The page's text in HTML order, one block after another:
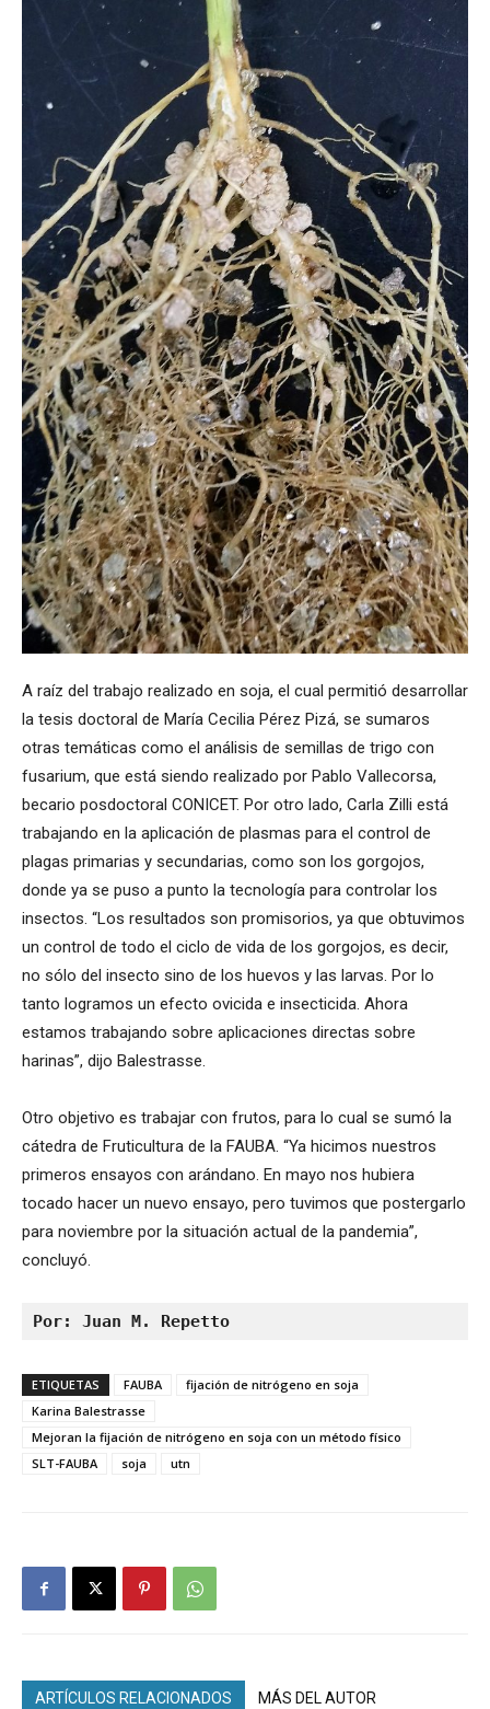
A raíz del trabajo realizado en soja, el cual permitió desarrollar
la tesis doctoral de María Cecilia Pérez Pizá, se sumaros
otras temáticas como el análisis de semillas de trigo con
fusarium, que está siendo realizado por Pablo Vallecorsa,
becario posdoctoral CONICET. Por otro lado, Carla Zilli está
trabajando en la aplicación de plasmas para el control de
plagas primarias y secundarias, como son los gorgojos,
donde ya se puso a punto la tecnología para controlar los
insectos. “Los resultados son promisorios, ya que obtuvimos
un control de todo el ciclo de vida de los gorgojos, es decir,
no sólo del insecto sino de los huevos y las larvas. Por lo
tanto logramos un efecto ovicida e insecticida. Ahora
estamos trabajando sobre aplicaciones directas sobre
harinas”, dijo Balestrasse.
Otro objetivo es trabajar con frutos, para lo cual se sumó la
cátedra de Fruticultura de la FAUBA. “Ya hicimos nuestros
primeros ensayos con arándano. En mayo nos hubiera
tocado hacer un nuevo ensayo, pero tuvimos que postergarlo
para noviembre por la situación actual de la pandemia”,
concluyó.
Por: Juan M. Repetto
ETIQUETAS FAUBA
fijación de nitrógeno en soja
Karina Balestrasse
Mejoran la fijación de nitrógeno en soja con un método físico
SLT-FAUBA
soja utn
ARTÍCULOS RELACIONADOS MÁS DEL AUTOR